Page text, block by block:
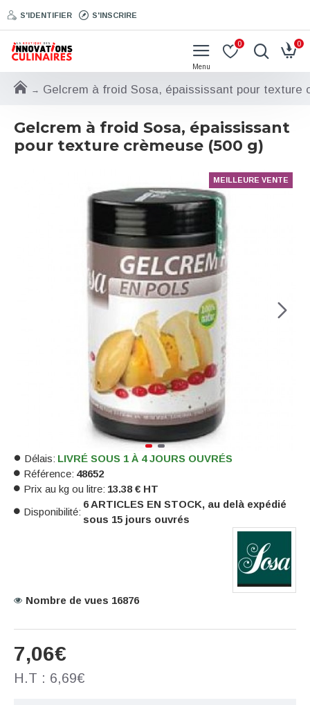
S'IDENTIFIER S'INSCRIRE
0 0
Gelcrem à froid Sosa, épaississant pour texture
Gelcrem à froid Sosa, épaississant
pour texture crèmeuse (500 g)
MEILLEURE VENTE
7,06€
H.T : 6,69€
Délais: LIVRÉ SOUS 1 À 4 JOURS OUVRÉS
Référence: 48652
Prix au kg ou litre: 13.38 € HT
Disponibilité:
6 ARTICLES EN STOCK, au delà expédié
sous 15 jours ouvrés
Nombre de vues 16876